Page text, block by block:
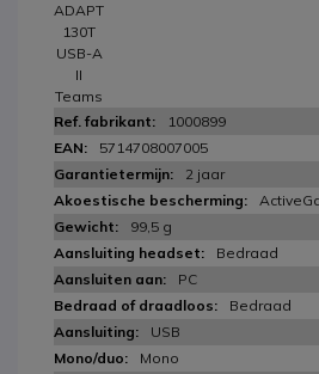
ADAPT
130T
USB-A
II
Teams
1000899
5714708007005
2 jaar
99,5 g
Bedraad
PC
Bedraad
USB
Mono